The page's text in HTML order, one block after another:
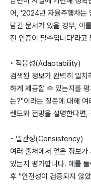
어, '2024년 자율주행차는
담긴 문서가 있을 경우, 이
전 인증이 필수입니다'라고
• 적응성(Adaptability)
검색된 정보가 완벽히 일
하게 제공할 수 있는지를
는?"이라는 질문에 대해 여
렌드와 전망을 설명한다면
• 일관성(Consistency)
여러 출처에서 얻은 정보
있는지 평가합니다. 예를
후 "안전성이 검증되지 않